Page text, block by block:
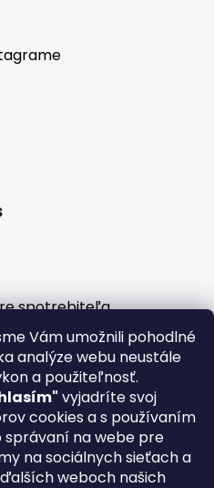
Vám umožnili pohodlné
analýze webu neustále
a použiteľnosť.
vyjadríte svoj
cookies a s používaním
správaní na webe pre
na sociálnych sieťach a
weboch našich
spotrebiteľa
od zmluvy